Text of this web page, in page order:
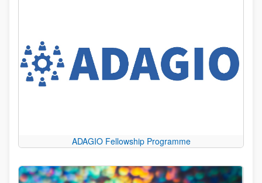
ADAGIO Fellowship Programme